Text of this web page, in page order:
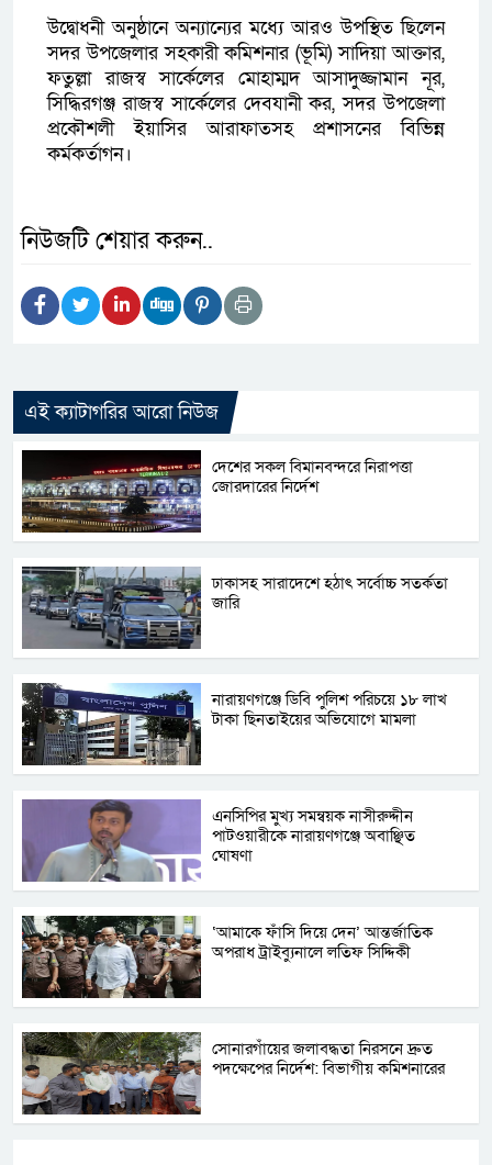
উদ্বোধনী অনুষ্ঠানে অন্যান্যের মধ্যে আরও উপস্থিত ছিলেন
সদর উপজেলার সহকারী কমিশনার (ভূমি) সাদিয়া আক্তার,
ফতুল্লা রাজস্ব সার্কেলের মোহাম্মদ আসাদুজ্জামান নূর,
সিদ্ধিরগঞ্জ রাজস্ব সার্কেলের দেবযানী কর, সদর উপজেলা
প্রকৌশলী ইয়াসির আরাফাতসহ প্রশাসনের বিভিন্ন
কর্মকর্তাগন।
নিউজটি শেয়ার করুন..
এই ক্যাটাগরির আরো নিউজ
দেশের সকল বিমানবন্দরে নিরাপত্তা
জোরদারের নির্দেশ
ঢাকাসহ সারাদেশে হঠাৎ সর্বোচ্চ সতর্কতা
জা‌রি
নারায়ণগঞ্জে ডিবি পুলিশ পরিচয়ে ১৮ লাখ
টাকা ছিনতাইয়ের অভিযোগে মামলা
এনসিপির মুখ্য সমন্বয়ক নাসীরুদ্দীন
পাটওয়ারীকে নারায়ণগঞ্জে অবাঞ্ছিত
ঘোষণা
‘আমাকে ফাঁসি দিয়ে দেন’ আন্তর্জাতিক
অপরাধ ট্রাইব্যুনালে লতিফ সিদ্দিকী
সোনারগাঁয়ের জলাবদ্ধতা নিরসনে দ্রুত
পদক্ষেপের নির্দেশ: বিভাগীয় কমিশনারের